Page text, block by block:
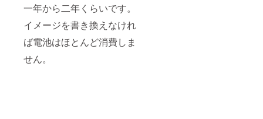
一年から二年くらいです。
イメージを書き換えなけれ
ば電池はほとんど消費しま
せん。